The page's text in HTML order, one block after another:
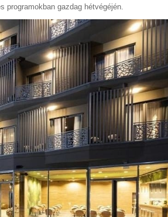
gazdag hétvégéjén.